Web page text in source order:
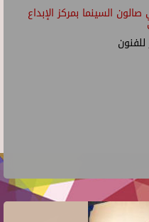
السينما بمركز الإبداع